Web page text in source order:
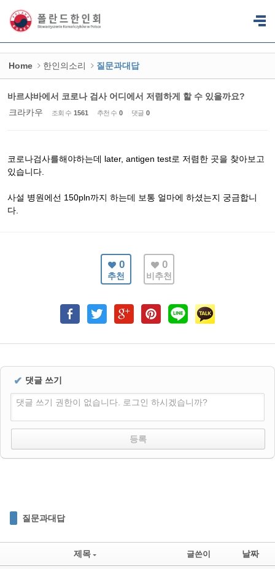
Home 한인의소리 질문과대답
바르샤바에서 코로나 검사 어디에서 저렴하게 할 수 있을까요?
크라카우
조회 수 1561 추천 수 0 댓글 0
코로나검사를해야하는데 later, antigen test로 저렴한 곳을 찾아보고
있습니다.
사설 병원에선 150pln까지 하는데 보통 얼마에 하셨는지 궁금합니
다.
0
추천
0
비추천
✔ 댓글 쓰기
댓글 쓰기 권한이 없습니다. 로그인 하시겠습니까?
질문과대답
제목 글쓴이 날짜